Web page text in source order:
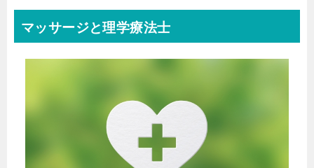
マッサージと理学療法士